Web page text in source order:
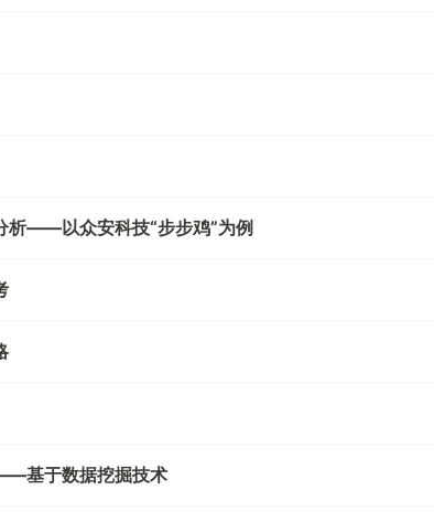
析——以众安科技“步步鸡”为例
基于数据挖掘技术